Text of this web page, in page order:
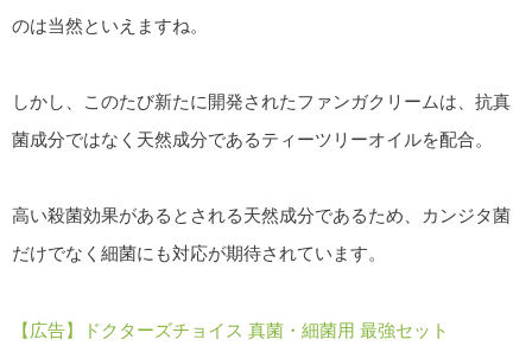
のは当然といえますね。
しかし、このたび新たに開発されたファンガクリームは、抗真
菌成分ではなく天然成分であるティーツリーオイルを配合。
高い殺菌効果があるとされる天然成分であるため、カンジタ菌
だけでなく細菌にも対応が期待されています。
【広告】ドクターズチョイス 真菌・細菌用 最強セット